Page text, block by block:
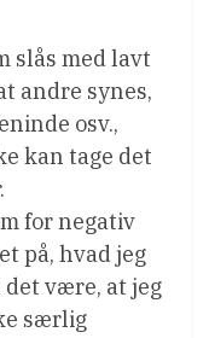
slås med lavt
andre synes,
osv.,
kan tage det
for negativ
på, hvad jeg
det være, at jeg
særlig